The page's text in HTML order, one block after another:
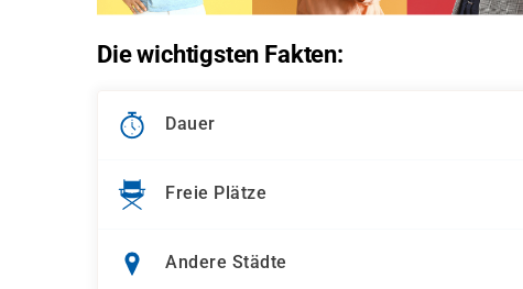
Die wichtigsten Fakten:
Dauer
Freie Plätze
Andere Städte